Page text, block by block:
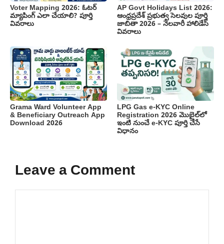
Voter Mapping 2026: ఓటర్
మ్యాపింగ్ ఎలా చేయాలి? పూర్తి
వివరాలు
AP Govt Holidays List 2026:
ఆంధ్రప్రదేశ్ ప్రభుత్వ సెలవుల పూర్తి
జాబితా 2026 – నెలవారీ హాలిడేస్
వివరాలు
Grama Ward Volunteer App
& Beneficiary Outreach App
Download 2026
LPG Gas e-KYC Online
Registration 2026 మొబైల్‌లో
ఇంటి నుంచే e-KYC పూర్తి చేసే
విధానం
Leave a Comment
Comment